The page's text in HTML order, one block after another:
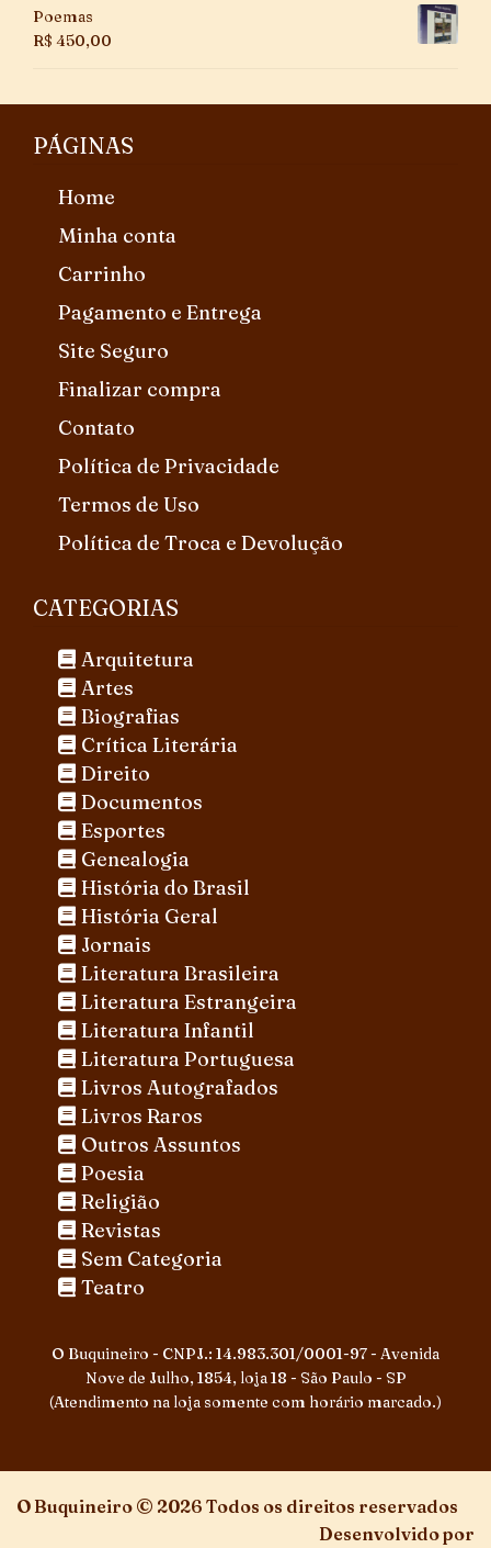
Poemas
R$ 450,00
PÁGINAS
Home
Minha conta
Carrinho
Pagamento e Entrega
Site Seguro
Finalizar compra
Contato
Política de Privacidade
Termos de Uso
Política de Troca e Devolução
CATEGORIAS
Arquitetura
Artes
Biografias
Crítica Literária
Direito
Documentos
Esportes
Genealogia
História do Brasil
História Geral
Jornais
Literatura Brasileira
Literatura Estrangeira
Literatura Infantil
Literatura Portuguesa
Livros Autografados
Livros Raros
Outros Assuntos
Poesia
Religião
Revistas
Sem Categoria
Teatro
O Buquineiro - CNPJ.: 14.983.301/0001-97 - Avenida
Nove de Julho, 1854, loja 18 - São Paulo - SP
(Atendimento na loja somente com horário marcado.)
O Buquineiro © 2026 Todos os direitos reservados
Desenvolvido por